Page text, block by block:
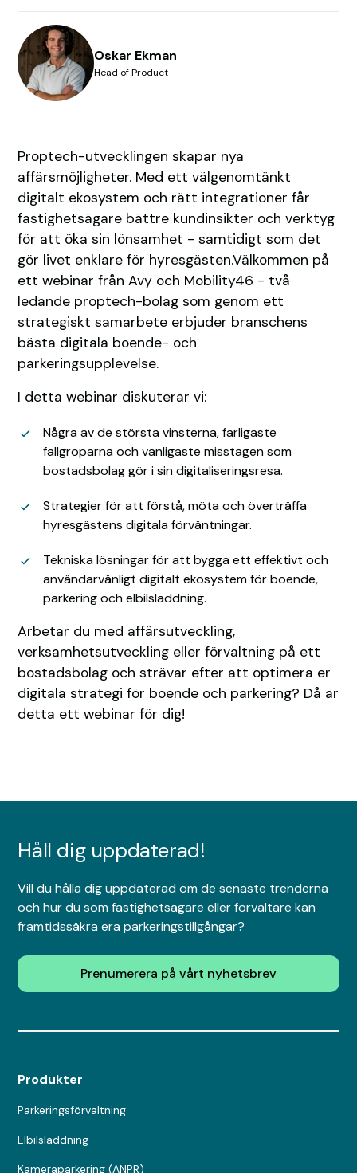
Oskar Ekman
Head of Product
Proptech-utvecklingen skapar nya
affärsmöjligheter. Med ett välgenomtänkt
digitalt ekosystem och rätt integrationer får
fastighetsägare bättre kundinsikter och verktyg
för att öka sin lönsamhet - samtidigt som det
gör livet enklare för hyresgästen.Välkommen på
ett webinar från Avy och Mobility46 - två
ledande proptech-bolag som genom ett
strategiskt samarbete erbjuder branschens
bästa digitala boende- och
parkeringsupplevelse.
I detta webinar diskuterar vi:
Några av de största vinsterna, farligaste
fallgroparna och vanligaste misstagen som
bostadsbolag gör i sin digitaliseringsresa.
Strategier för att förstå, möta och överträffa
hyresgästens digitala förväntningar.
Tekniska lösningar för att bygga ett effektivt och
användarvänligt digitalt ekosystem för boende,
parkering och elbilsladdning.
Arbetar du med affärsutveckling,
verksamhetsutveckling eller förvaltning på ett
bostadsbolag och strävar efter att optimera er
digitala strategi för boende och parkering? Då är
detta ett webinar för dig!
Håll dig uppdaterad!
Vill du hålla dig uppdaterad om de senaste trenderna
och hur du som fastighetsägare eller förvaltare kan
framtidssäkra era parkeringstillgångar?
Prenumerera på vårt nyhetsbrev
Produkter
Parkeringsförvaltning
Elbilsladdning
Kameraparkering (ANPR)